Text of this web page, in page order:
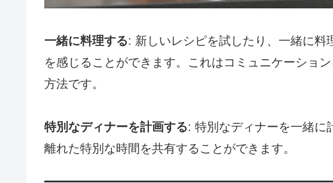
一緒に料理する: 新しいレシピを試したり、一緒に料
を感じることができます。これはコミュニケーショ
方法です。
特別なディナーを計画する: 特別なディナーを一緒に
離れた特別な時間を共有することができます。